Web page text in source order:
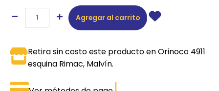
Agregar al carrito
Retira sin costo este producto en Orinoco 4911
esquina Rimac, Malvín.